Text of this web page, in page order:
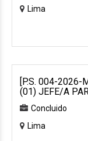
Lima
[P.S. 004-2026-
(01) JEFE/A
Concluido
Lima